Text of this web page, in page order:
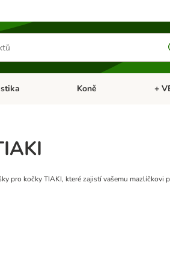
Ptáci Otevřít menu: Akvaristika
Koně +
pro kočky TIAKI, které zajistí vašemu mazlíčkovi